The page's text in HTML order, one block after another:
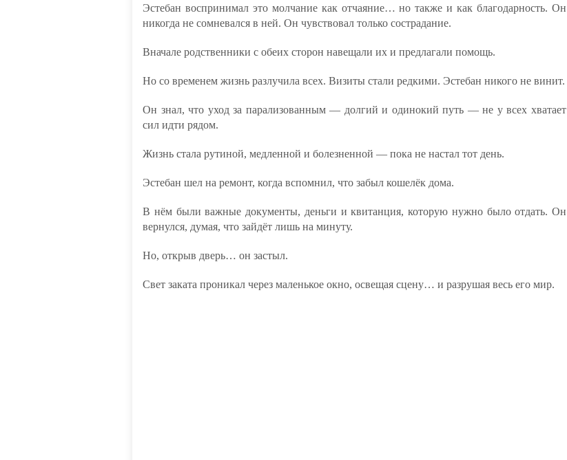
Эстебан воспринимал это молчание как отчаяние… но также и как благодарность. Он
никогда не сомневался в ней. Он чувствовал только сострадание.
Вначале родственники с обеих сторон навещали их и предлагали помощь.
Но со временем жизнь разлучила всех. Визиты стали редкими. Эстебан никого не винит.
Он знал, что уход за парализованным — долгий и одинокий путь — не у всех хватает
сил идти рядом.
Жизнь стала рутиной, медленной и болезненной — пока не настал тот день.
Эстебан шел на ремонт, когда вспомнил, что забыл кошелёк дома.
В нём были важные документы, деньги и квитанция, которую нужно было отдать. Он
вернулся, думая, что зайдёт лишь на минуту.
Но, открыв дверь… он застыл.
Свет заката проникал через маленькое окно, освещая сцену… и разрушая весь его мир.